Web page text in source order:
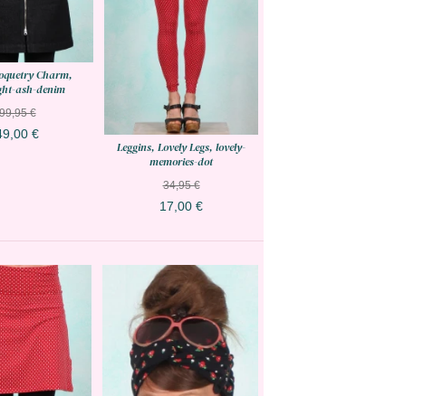
Charm,
ash-denim
€
€
Leggins, Lovely Legs, lovely-
memories-dot
34,95 €
17,00 €